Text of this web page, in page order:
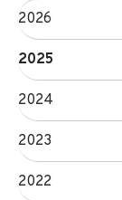
2026
2025
2024
2023
2022